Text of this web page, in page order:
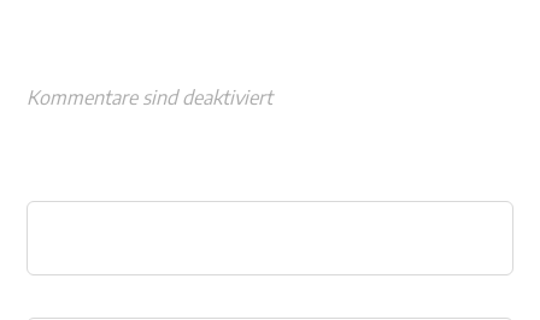
Kommentare sind deaktiviert